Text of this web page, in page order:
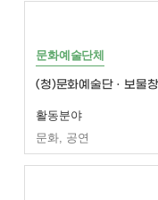
문화예술단체
(청)문화예술단ㆍ보물
활동분야
문화, 공연